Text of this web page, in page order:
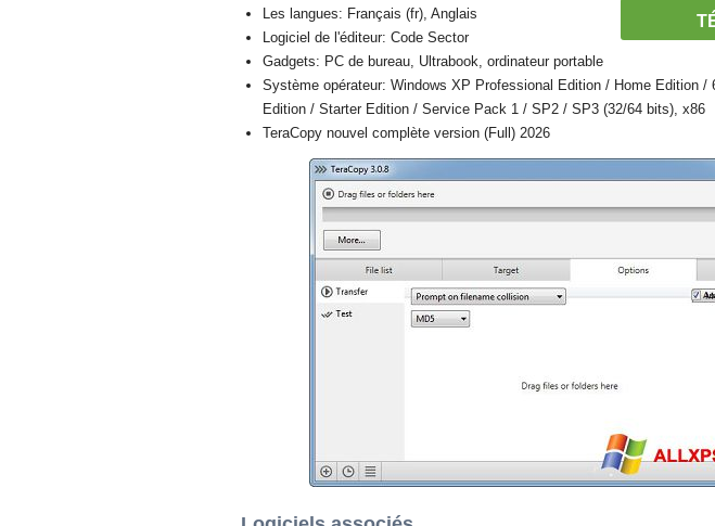
Les langues: Français (fr), Anglais
Logiciel de l'éditeur: Code Sector
Gadgets: PC de bureau, Ultrabook, ordinateur portable
Système opérateur: Windows XP Professional Edition / Home Edition /
Edition / Starter Edition / Service Pack 1 / SP2 / SP3 (32/64 bits), x86
TeraCopy nouvel complète version (Full) 2026